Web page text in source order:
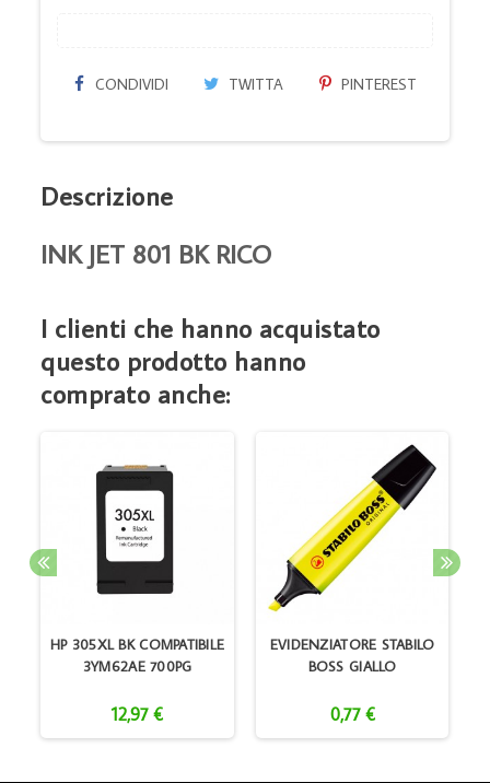
CONDIVIDI TWITTA PINTEREST
Descrizione
INK JET 801 BK RICO
I clienti che hanno acquistato
questo prodotto hanno
comprato anche:
HP 305XL BK COMPATIBILE
3YM62AE 700PG
12,97 €
EVIDENZIATORE STABILO
BOSS GIALLO
0,77 €